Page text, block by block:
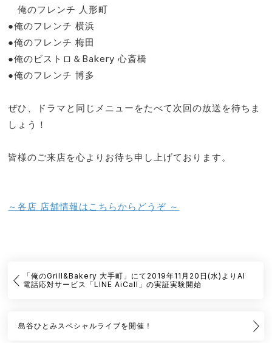
俺のフレンチ 人形町
●俺のフレンチ 横浜
●俺のフレンチ 梅田
●俺のビストロ＆Bakery 心斎橋
●俺のフレンチ 博多
ぜひ、ドラマと同じメニューをたべて次回の放送を待ちま
しょう！
皆様のご来店を心よりお待ち申し上げております。
～各店 店舗情報はこちらからどうぞ ～
「俺のGrill&Bakery ⼤⼿町」にて2019年11⽉20⽇(⽔)よりAI
電話応対サービス「LINE AiCall」の実証実験開始
島谷ひとみスペシャルライブを開催！